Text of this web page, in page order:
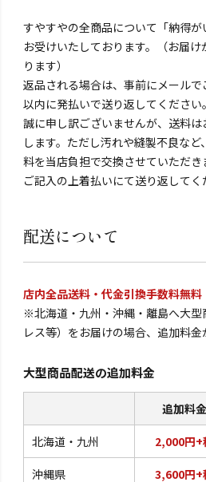
すやすやの全商品について「納得
お受けいたしております。（お届
ります）
返品される場合は、事前にメール
以内に発払いで送り返してください。
誠に申し訳ございませんが、送料
します。ただし汚れや縫製不良な
料を当店負担で交換させていただ
ご記入の上着払いにて送り返してく
配送について
店内全品送料・代金引換手数料無料
※北海道・九州・沖縄・離島へ大型
レス等）をお届けの場合、追加料金
大型商品配送の追加料金
追加料金
北海道・九州 2,000円+
沖縄県 3,600円+